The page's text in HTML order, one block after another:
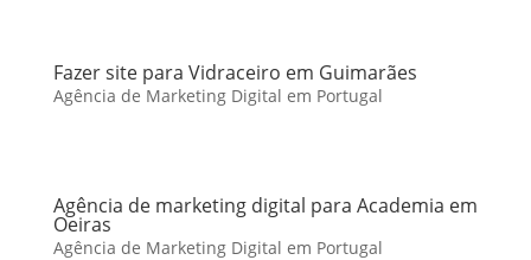
Fazer site para Vidraceiro em Guimarães
Agência de Marketing Digital em Portugal
Agência de marketing digital para Academia em
Oeiras
Agência de Marketing Digital em Portugal